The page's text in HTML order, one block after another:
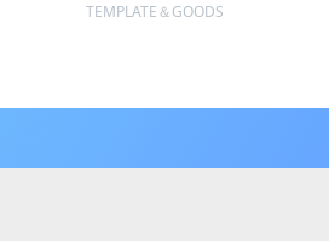
TEMPLATE＆GOODS